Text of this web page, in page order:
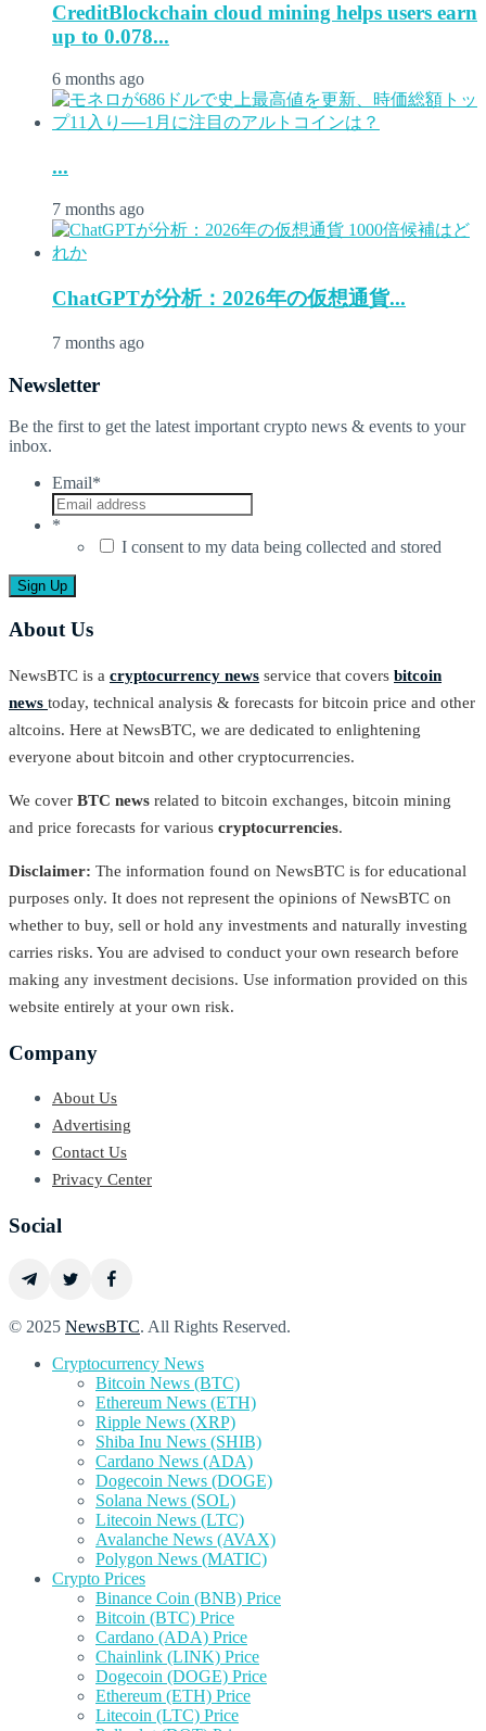
CreditBlockchain cloud mining helps users earn
up to 0.078...
6 months ago
...
7 months ago
ChatGPTが分析：2026年の仮想通貨...
7 months ago
Newsletter
Be the first to get the latest important crypto news & events to your
inbox.
Email*
*
I consent to my data being collected and stored
About Us
NewsBTC is a cryptocurrency news service that covers bitcoin
news today, technical analysis & forecasts for bitcoin price and other
altcoins. Here at NewsBTC, we are dedicated to enlightening
everyone about bitcoin and other cryptocurrencies.
We cover BTC news related to bitcoin exchanges, bitcoin mining
and price forecasts for various cryptocurrencies.
Disclaimer: The information found on NewsBTC is for educational
purposes only. It does not represent the opinions of NewsBTC on
whether to buy, sell or hold any investments and naturally investing
carries risks. You are advised to conduct your own research before
making any investment decisions. Use information provided on this
website entirely at your own risk.
Company
About Us
Advertising
Contact Us
Privacy Center
Social
© 2025 NewsBTC. All Rights Reserved.
Cryptocurrency News
Bitcoin News (BTC)
Ethereum News (ETH)
Ripple News (XRP)
Shiba Inu News (SHIB)
Cardano News (ADA)
Dogecoin News (DOGE)
Solana News (SOL)
Litecoin News (LTC)
Avalanche News (AVAX)
Polygon News (MATIC)
Crypto Prices
Binance Coin (BNB) Price
Bitcoin (BTC) Price
Cardano (ADA) Price
Chainlink (LINK) Price
Dogecoin (DOGE) Price
Ethereum (ETH) Price
Litecoin (LTC) Price